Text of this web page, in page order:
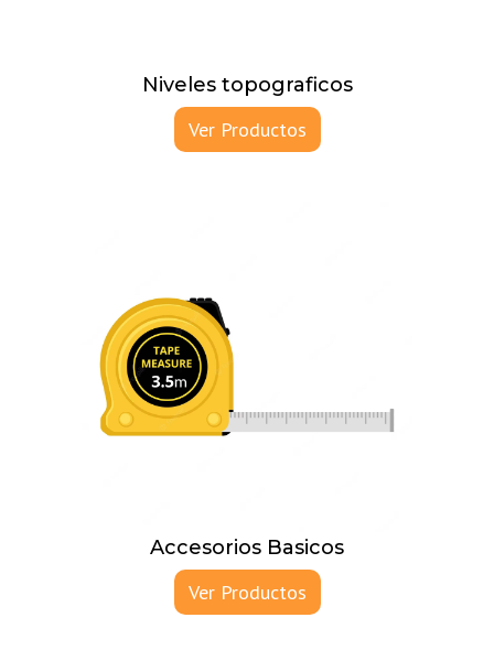
Niveles topograficos
Ver Productos
Accesorios Basicos
Ver Productos